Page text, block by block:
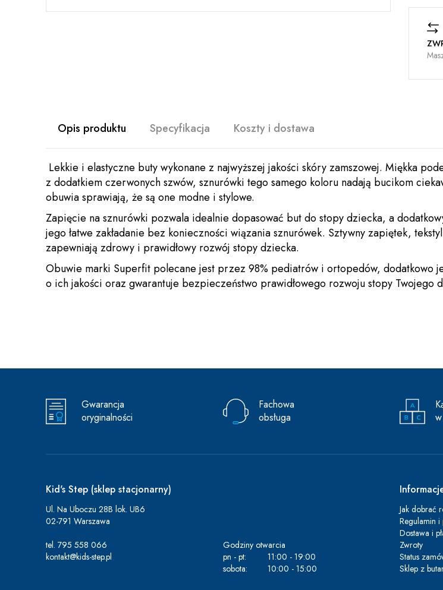
Opis produktu Specyfikacja Koszty i dostawa
Lekkie i elastyczne buty wykonane z najwyższej jakości skóry zamszowej. Miękka
z dodatkiem czerwonych szwów, sznurówki tego samego koloru nadają bucikom
obuwia sprawiają, że są one modne i stylowe.
Zapięcie na sznurówki pozwala idealnie dopasować but do stopy dziecka, a
jego łatwe zakładanie bez konieczności wiązania sznurówek. Sztywny zapiętek,
zapewniają zdrowy i prawidłowy rozwój stopy dziecka.
Obuwie marki Superfit polecane jest przez 98% pediatrów i ortopedów, dodatkowo
o ich jakości oraz gwarantuje bezpieczeństwo prawidłowego rozwoju stopy Twojego
Gwarancja
oryginalności
Fachowa
obsługa
Kid's Step (sklep stacjonarny)
Ul. Na Uboczu 28B lok. UB6
02-791 Warszawa
tel. 795 558 066
kontakt@kids-step.pl
Godziny otwarcia
pn - pt:
11:00 - 19:00
sobota:
10:00 - 15:00
Jak dobrać
Regulamin i
Dostawa i
Zwroty
Status
Sklep z